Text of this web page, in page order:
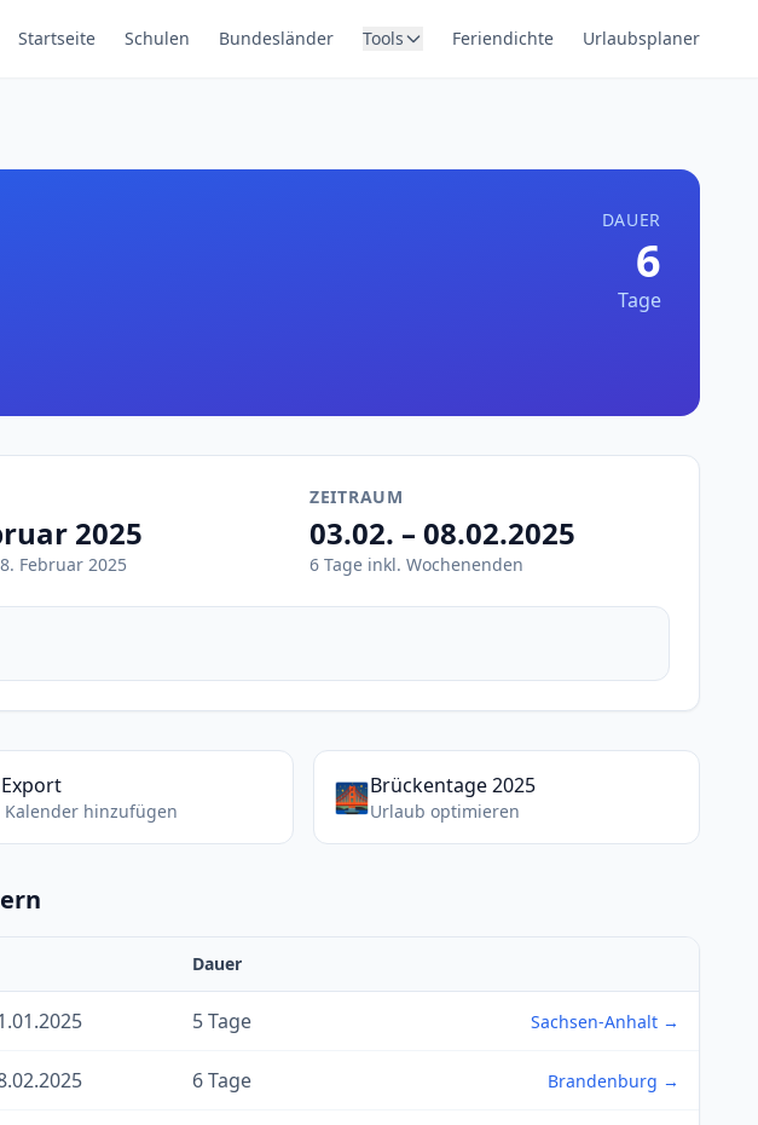
Startseite Schulen Bundesländer Tools Feriendichte Urlaubsplaner
DAUER
6
Tage
2025
Februar 2025
ZEITRAUM
03.02. – 08.02.2025
6 Tage inkl. Wochenenden
Kalender hinzufügen 🌉Brückentage 2025
Urlaub optimieren
Dauer
5 Tage Sachsen-Anhalt →
6 Tage Brandenburg →